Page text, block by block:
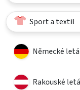
Sport a textil
Německé
Rakouské